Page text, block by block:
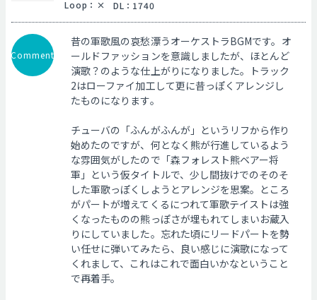
Loop ： DL ： 1740
Comment
昔の軍歌風の哀愁漂うオーケストラBGMです。オ
ールドファッションを意識しましたが、ほとんど
演歌？のような仕上がりになりました。トラック
2はローファイ加工して更に昔っぽくアレンジし
たものになります。
チューバの「ふんがふんが」というリフから作り
始めたのですが、何となく熊が行進しているよう
な雰囲気がしたので「森フォレスト熊ベアー将
軍」という仮タイトルで、少し間抜けでのそのそ
した軍歌っぽくしようとアレンジを思案。ところ
がパートが増えてくるにつれて軍歌テイストは強
くなったものの熊っぽさが埋もれてしまいお蔵入
りにしていました。忘れた頃にリードパートを勢
い任せに弾いてみたら、良い感じに演歌になって
くれまして、これはこれで面白いかなということ
で再着手。